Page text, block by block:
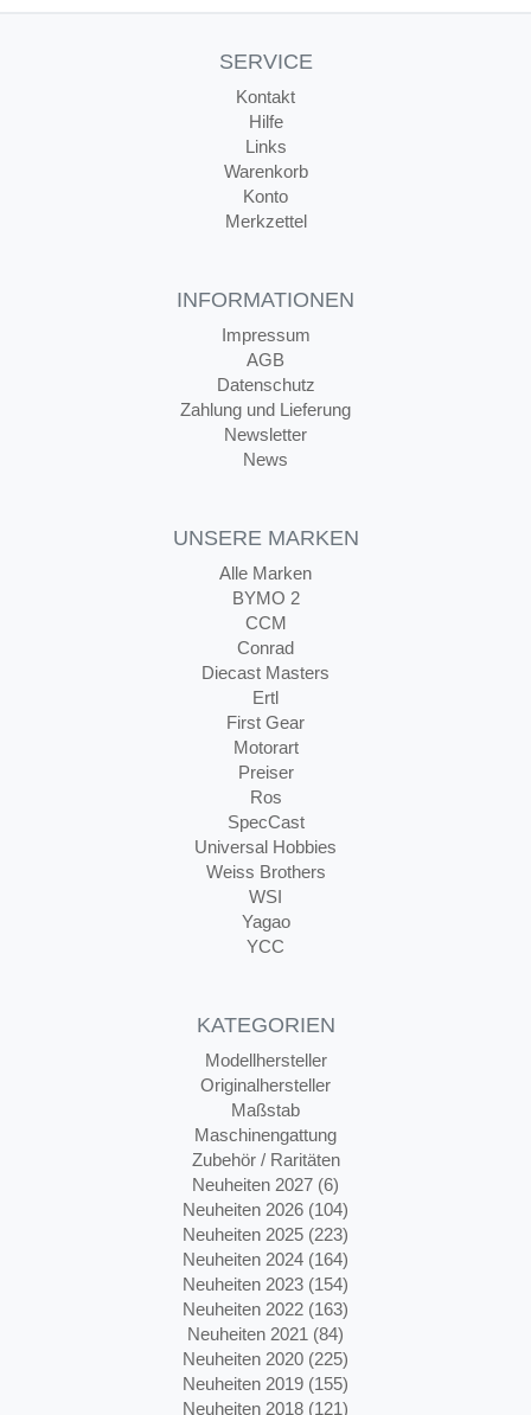
SERVICE
Kontakt
Hilfe
Links
Warenkorb
Konto
Merkzettel
INFORMATIONEN
Impressum
AGB
Datenschutz
Zahlung und Lieferung
Newsletter
News
UNSERE MARKEN
Alle Marken
BYMO 2
CCM
Conrad
Diecast Masters
Ertl
First Gear
Motorart
Preiser
Ros
SpecCast
Universal Hobbies
Weiss Brothers
WSI
Yagao
YCC
KATEGORIEN
Modellhersteller
Originalhersteller
Maßstab
Maschinengattung
Zubehör / Raritäten
Neuheiten 2027 (6)
Neuheiten 2026 (104)
Neuheiten 2025 (223)
Neuheiten 2024 (164)
Neuheiten 2023 (154)
Neuheiten 2022 (163)
Neuheiten 2021 (84)
Neuheiten 2020 (225)
Neuheiten 2019 (155)
Neuheiten 2018 (121)